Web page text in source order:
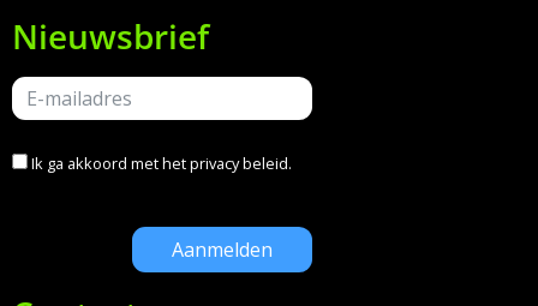
Nieuwsbrief
Ik ga akkoord met hetprivacy beleid.